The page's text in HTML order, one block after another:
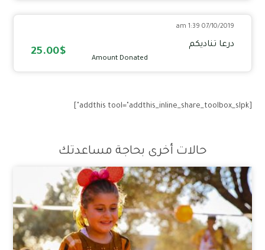
07/10/2019 1:39 am
درعا تناديكم
Amount Donated
25.00$
[addthis tool="addthis_inline_share_toolbox_slpk"]
حالات أخرى بحاجة مساعدتك